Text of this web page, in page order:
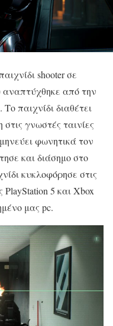
shooter σε
από την
παιχνίδι διαθέτει
γνωστές ταινίες
φωνητικά τον
και διάσημο στο
κυκλοφόρησε στις
PlayStation 5 και Xbox
μας pc.